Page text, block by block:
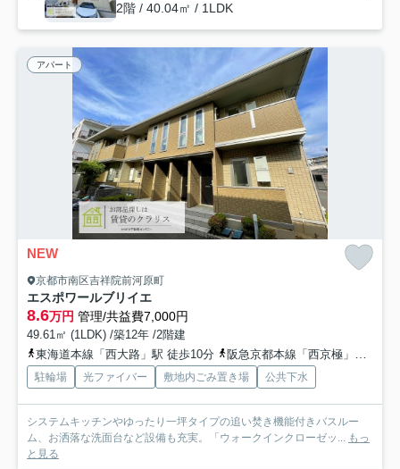
2階 / 40.04㎡ / 1LDK
アパート
NEW
京都市南区吉祥院前河原町
エスポワールブリイエ
8.6万円 管理/共益費7,000円
49.61㎡ (1LDK) /築12年 /2階建
東海道本線「西大路」駅 徒歩10分
阪急京都本線「西京極」駅 徒歩17分
駐輪場 光ファイバー 敷地内ごみ置き場 公共下水
システムキッチンやゆったり一坪タイプの追い焚き機能付きバスルー
ム、お洒落な洗面台など設備も充実。「ウォークインクローゼッ... もっ
と見る